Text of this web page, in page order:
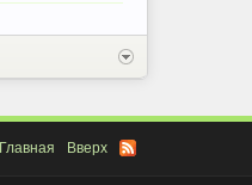
Главная Вверх